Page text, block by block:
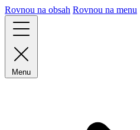
Rovnou na obsah Rovnou na menu
Menu